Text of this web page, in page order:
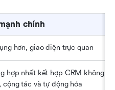
chính
hơn, giao diện trực quan
hợp nhất kết hợp CRM không
cộng tác và tự động hóa